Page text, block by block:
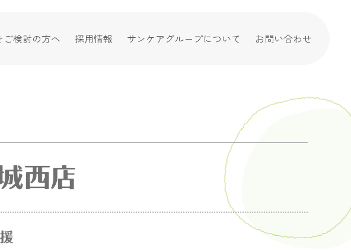
ご検討の方へ 採用情報 サンケアグループについて お問い合わせ